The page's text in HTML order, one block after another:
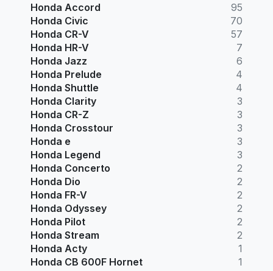
Honda Accord
95
Honda Civic
70
Honda CR-V
57
Honda HR-V
7
Honda Jazz
6
Honda Prelude
4
Honda Shuttle
4
Honda Clarity
3
Honda CR-Z
3
Honda Crosstour
3
Honda e
3
Honda Legend
3
Honda Concerto
2
Honda Dio
2
Honda FR-V
2
Honda Odyssey
2
Honda Pilot
2
Honda Stream
2
Honda Acty
1
Honda CB 600F Hornet
1